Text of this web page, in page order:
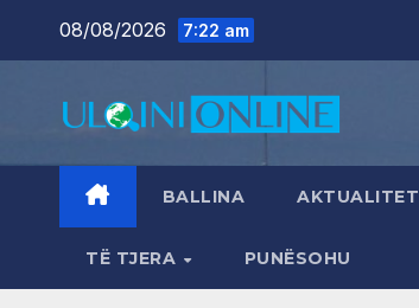
08/08/2026 7:22 am
BALLINA AKTUALITET
TË TJERA PUNËSOHU